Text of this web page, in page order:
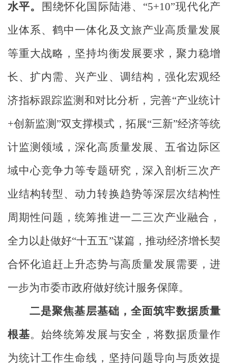
水平。
围绕怀化国际陆港、“5+10”现代化产
业体系、鹤中一体化及文旅产业高质量发展
等重大战略，坚持均衡发展要求，聚力稳增
长、扩内需、兴产业、调结构，强化宏观经
济指标跟踪监测和对比分析，完善“产业统计
+创新监测”双支撑模式，拓展“三新”经济等统
计监测领域，深化高质量发展、五省边际区
域中心竞争力等专题研究，深入剖析三次产
业结构转型、动力转换趋势等深层次结构性
周期性问题，统筹推进一二三次产业融合，
全力以赴做好“十五五”谋篇，推动经济增长契
合怀化追赶上升态势与高质量发展需要，进
一步为市委市政府做好统计服务保障。
二是聚焦基层基础，全面筑牢数据质量
根基。始终统筹发展与安全，将数据质量作
为统计工作生命线，坚持问题导向与质效提